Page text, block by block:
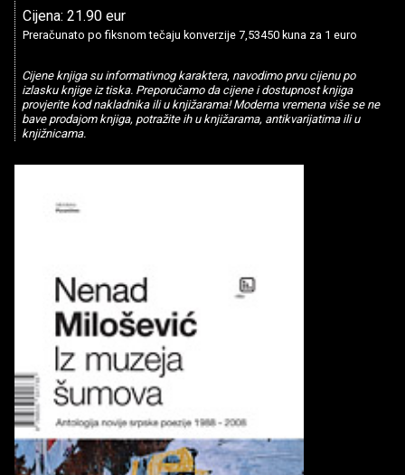
Cijena: 21.90 eur
Preračunato po fiksnom tečaju konverzije 7,53450 kuna za 1 euro
Cijene knjiga su informativnog karaktera, navodimo prvu cijenu po
izlasku knjige iz tiska. Preporučamo da cijene i dostupnost knjiga
provjerite kod nakladnika ili u knjižarama! Moderna vremena više se ne
bave prodajom knjiga, potražite ih u knjižarama, antikvarijatima ili u
knjižnicama.